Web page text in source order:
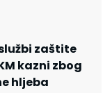
zaštite
kazni zbog
hljeba